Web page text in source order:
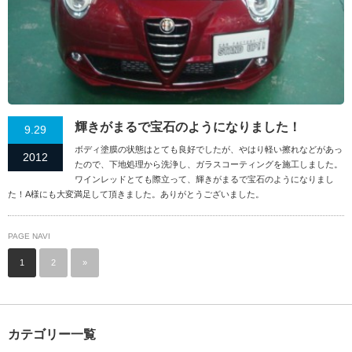
9.29
2012
輝きがまるで宝石のようになりました！
ボディ塗膜の状態はとても良好でしたが、やはり軽い擦れなどがあっ
たので、下地処理から洗浄し、ガラスコーティング­を施工しました。
ワインレッドとても際立って、輝きがまるで宝石のようになりまし
た！A様にも大変満足して頂きました。ありがとうございました。
PAGE NAVI
1 2 »
カテゴリー一覧